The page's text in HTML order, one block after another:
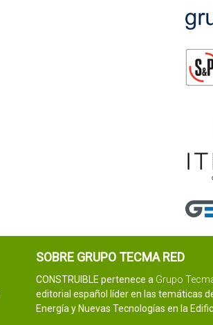
SOBRE GRUPO TECMA RED
CONSTRUIBLE pertenece a Grupo
editorial español líder en las temáticas
Energía y Nuevas Tecnologías en la